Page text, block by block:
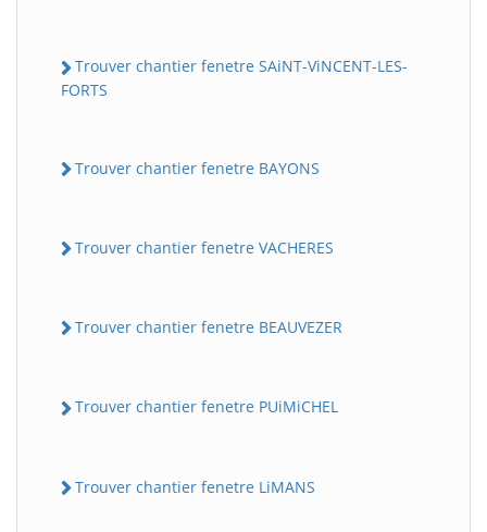
Trouver chantier fenetre SAiNT-ViNCENT-LES-
FORTS
Trouver chantier fenetre BAYONS
Trouver chantier fenetre VACHERES
Trouver chantier fenetre BEAUVEZER
Trouver chantier fenetre PUiMiCHEL
Trouver chantier fenetre LiMANS